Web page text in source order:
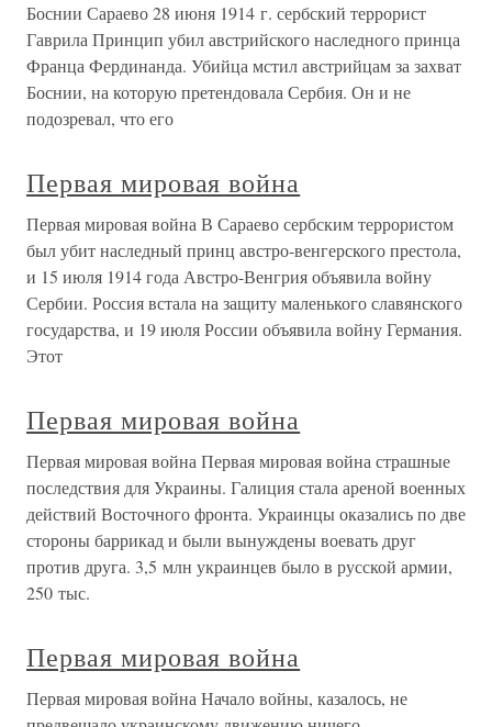
Боснии Сараево 28 июня 1914 г. сербский террорист
Гаврила Принцип убил австрийского наследного принца
Франца Фердинанда. Убийца мстил австрийцам за захват
Боснии, на которую претендовала Сербия. Он и не
подозревал, что его
Первая мировая война
Первая мировая война В Сараево сербским террористом
был убит наследный принц австро-венгерского престола,
и 15 июля 1914 года Австро-Венгрия объявила войну
Сербии. Россия встала на защиту маленького славянского
государства, и 19 июля России объявила войну Германия.
Этот
Первая мировая война
Первая мировая война Первая мировая война страшные
последствия для Украины. Галиция стала ареной военных
действий Восточного фронта. Украинцы оказались по две
стороны баррикад и были вынуждены воевать друг
против друга. 3,5 млн украинцев было в русской армии,
250 тыс.
Первая мировая война
Первая мировая война Начало войны, казалось, не